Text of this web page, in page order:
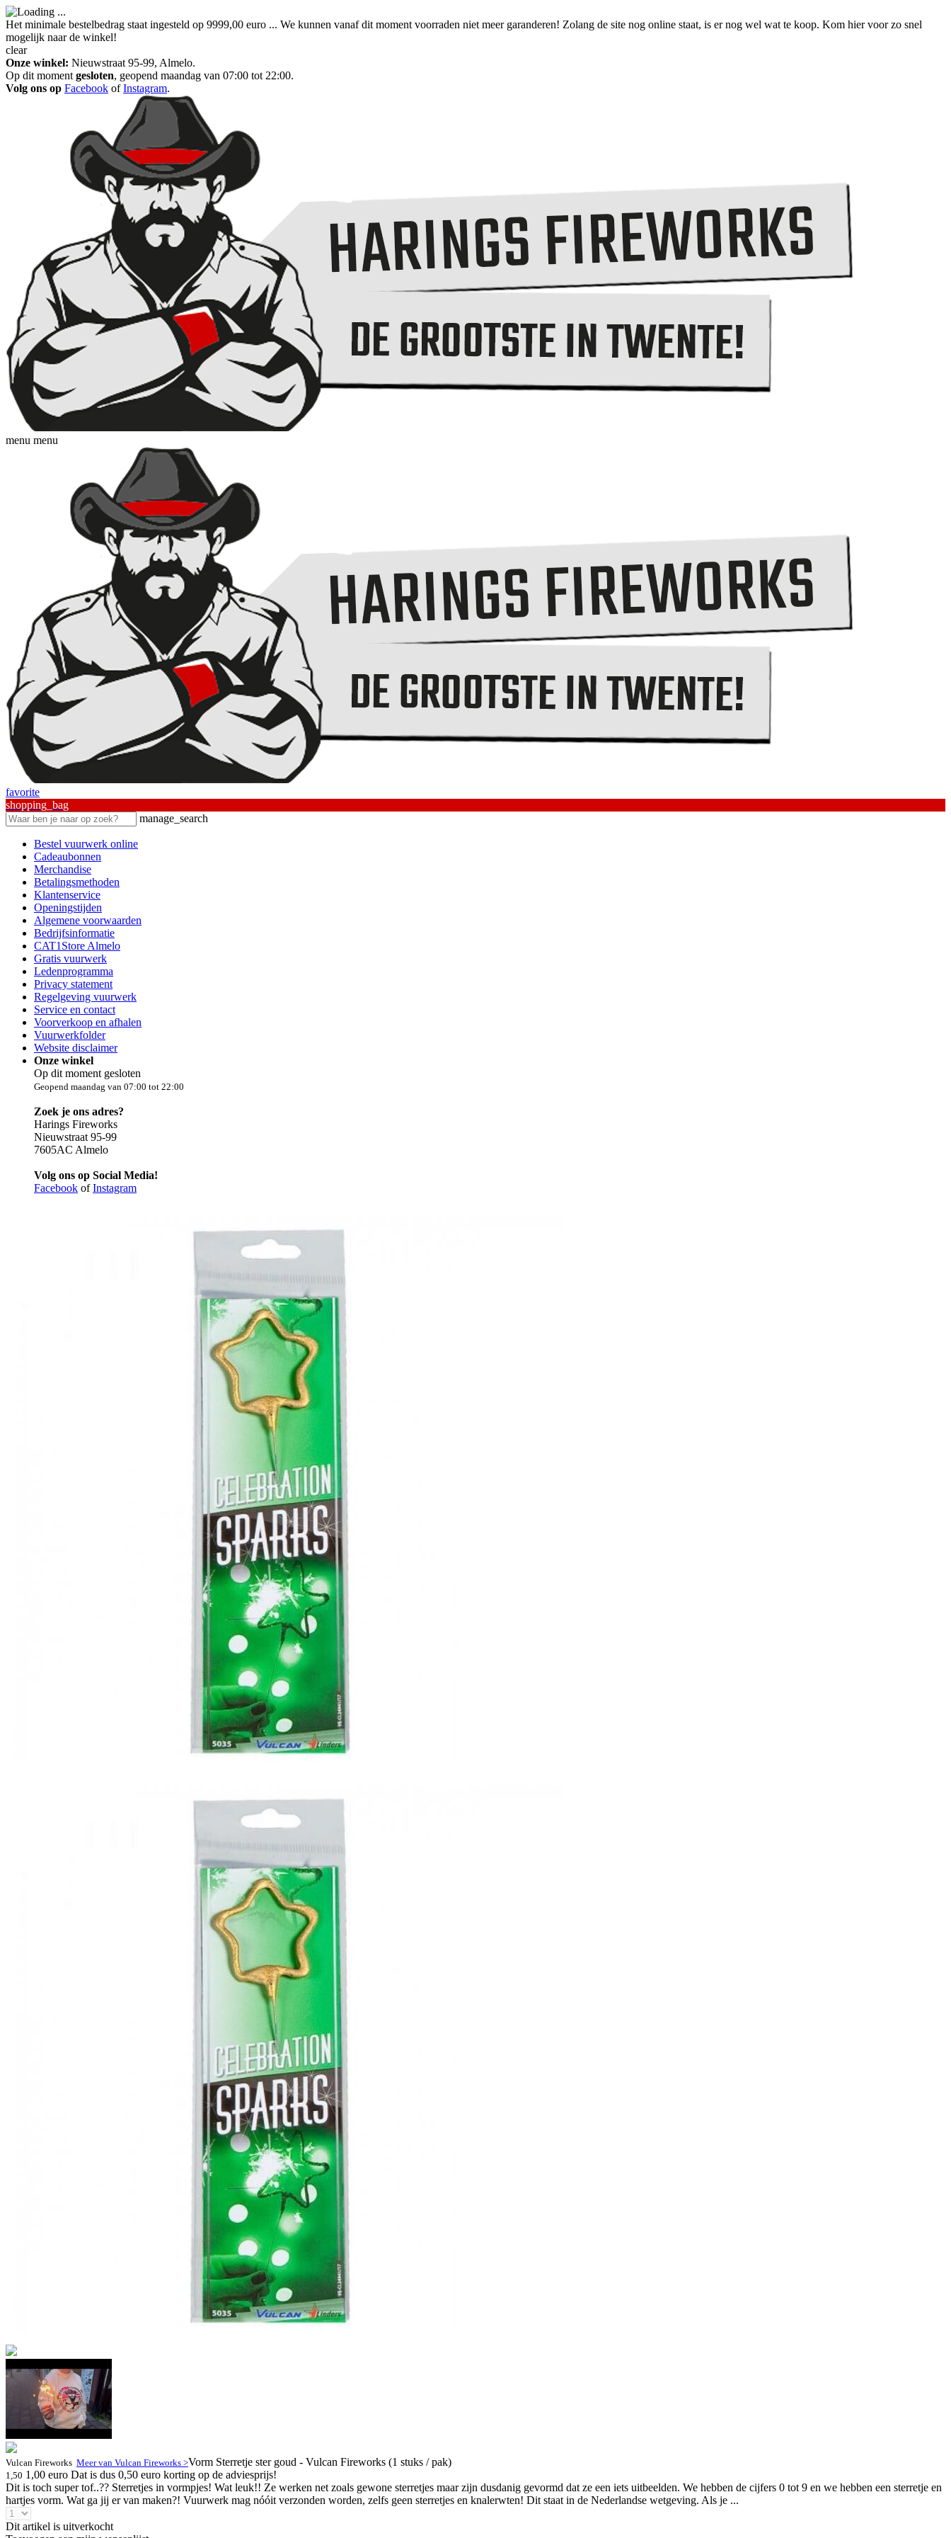
Het minimale bestelbedrag staat ingesteld op 9999,00 euro ... We kunnen vanaf dit moment voorraden niet meer garanderen! Zolang de site nog online staat, is er nog wel wat te koop. Kom hier voor zo snel
mogelijk naar de winkel!
clear
Onze winkel: Nieuwstraat 95-99, Almelo.
Op dit moment gesloten, geopend maandag van 07:00 tot 22:00.
Volg ons op Facebook ofInstagram.
menu menu
favorite
shopping_bag
manage_search
Bestel vuurwerk online
Cadeaubonnen
Merchandise
Betalingsmethoden
Klantenservice
Openingstijden
Algemene voorwaarden
Bedrijfsinformatie
CAT1Store Almelo
Gratis vuurwerk
Ledenprogramma
Privacy statement
Regelgeving vuurwerk
Service en contact
Voorverkoop en afhalen
Vuurwerkfolder
Website disclaimer
Onze winkel
Op dit moment gesloten
Geopend maandag van 07:00 tot 22:00
Zoek je ons adres?
Harings Fireworks
Nieuwstraat 95-99
7605AC Almelo
Volg ons op Social Media!
Facebook ofInstagram
Vulcan Fireworks Meer van Vulcan Fireworks >Vorm Sterretje ster goud - Vulcan Fireworks (1 stuks / pak)
1,50 1,00 euro Dat is dus 0,50 euro korting op de adviesprijs!
Dit is toch super tof..?? Sterretjes in vormpjes! Wat leuk!! Ze werken net zoals gewone sterretjes maar zijn dusdanig gevormd dat ze een iets uitbeelden. We hebben de cijfers 0 tot 9 en we hebben een sterretje en
hartjes vorm. Wat ga jij er van maken?! Vuurwerk mag nóóit verzonden worden, zelfs geen sterretjes en knalerwten! Dit staat in de Nederlandse wetgeving. Als je ...
Dit artikel is uitverkocht